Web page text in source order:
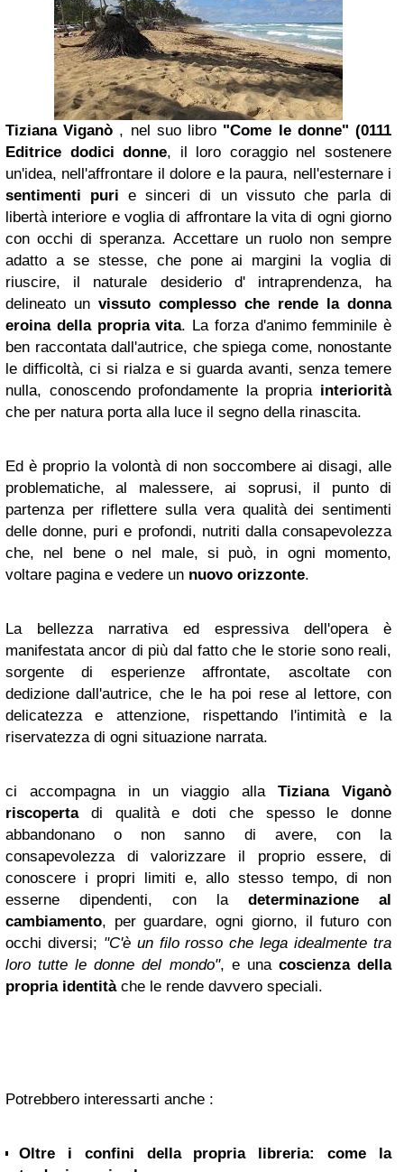
Tiziana Viganò , nel suo libro "Come le donne"(0111
Editrice dodici donne, il loro coraggio nel sostenere
un'idea, nell'affrontare il dolore e la paura, nell'esternare i
sentimenti puri e sinceri di un vissuto che parla di
libertà interiore e voglia di affrontare la vita di ogni giorno
con occhi di speranza. Accettare un ruolo non sempre
adatto a se stesse, che pone ai margini la voglia di
riuscire, il naturale desiderio d' intraprendenza, ha
delineato un vissuto complesso che rende la donna
eroina della propria vita. La forza d'animo femminile è
ben raccontata dall'autrice, che spiega come, nonostante
le difficoltà, ci si rialza e si guarda avanti, senza temere
nulla, conoscendo profondamente la propria interiorità
che per natura porta alla luce il segno della rinascita.
Ed è proprio la volontà di non soccombere ai disagi, alle
problematiche, al malessere, ai soprusi, il punto di
partenza per riflettere sulla vera qualità dei sentimenti
delle donne, puri e profondi, nutriti dalla consapevolezza
che, nel bene o nel male, si può, in ogni momento,
voltare pagina e vedere un nuovo orizzonte.
La bellezza narrativa ed espressiva dell'opera è
manifestata ancor di più dal fatto che le storie sono reali,
sorgente di esperienze affrontate, ascoltate con
dedizione dall'autrice, che le ha poi rese al lettore, con
delicatezza e attenzione, rispettando l'intimità e la
riservatezza di ogni situazione narrata.
ci accompagna in un viaggio alla Tiziana Viganò
riscopertadi qualità e doti che spesso le donne
abbandonano o non sanno di avere, con la
consapevolezza di valorizzare il proprio essere, di
conoscere i propri limiti e, allo stesso tempo, di non
esserne dipendenti, con la determinazione al
cambiamento, per guardare, ogni giorno, il futuro con
occhi diversi; "C'è un filo rosso che lega idealmente tra
loro tutte le donne del mondo", e una coscienza della
propria identitàche le rende davvero speciali.
Potrebbero interessarti anche :
Oltre i confini della propria libreria: come la